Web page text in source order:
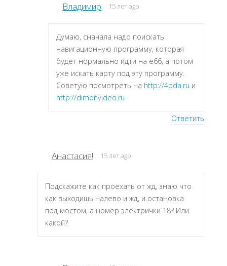
Владимир 15 лет ago
Думаю, сначала надо поискать
навигационную программу, которая
будет нормально идти на e66, а потом
уже искать карту под эту программу.
Советую посмотреть на http://4pda.ru и
http://dimonvideo.ru
Ответить
Анастасия! 15 лет ago
Подскажите как проехать от жд, знаю что
как выходишь налево и жд, и остановка
под мостом, а номер электрички 18? Или
какой?